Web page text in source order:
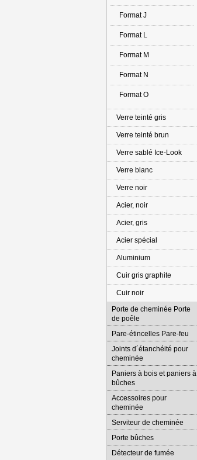
Format J
Format L
Format M
Format N
Format O
Verre teinté gris
Verre teinté brun
Verre sablé Ice-Look
Verre blanc
Verre noir
Acier, noir
Acier, gris
Acier spécial
Aluminium
Cuir gris graphite
Cuir noir
Porte de cheminée Porte
de poêle
Pare-étincelles Pare-feu
Joints d´étanchéité pour
cheminée
Paniers à bois et paniers à
bûches
Accessoires pour
cheminée
Serviteur de cheminée
Porte bûches
Détecteur de fumée